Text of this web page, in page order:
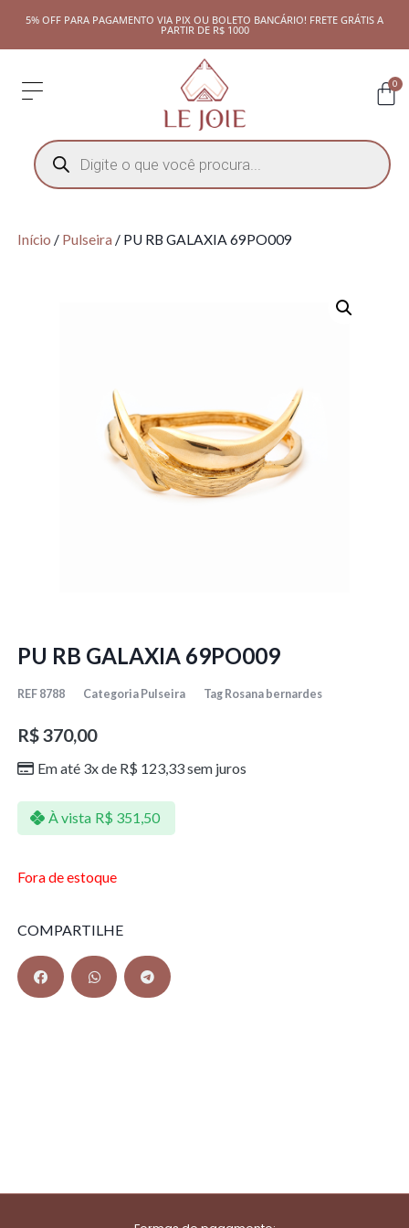
5% OFF PARA PAGAMENTO VIA PIX OU BOLETO BANCÁRIO! FRETE GRÁTIS A
PARTIR DE R$ 1000
0
Início / Pulseira / PU RB GALAXIA 69PO009
PU RB GALAXIA 69PO009
REF 8788 Categoria Pulseira Tag Rosana bernardes
R$370,00
Em até 3x de R$ 123,33sem juros
À vista R$ 351,50
Fora de estoque
COMPARTILHE